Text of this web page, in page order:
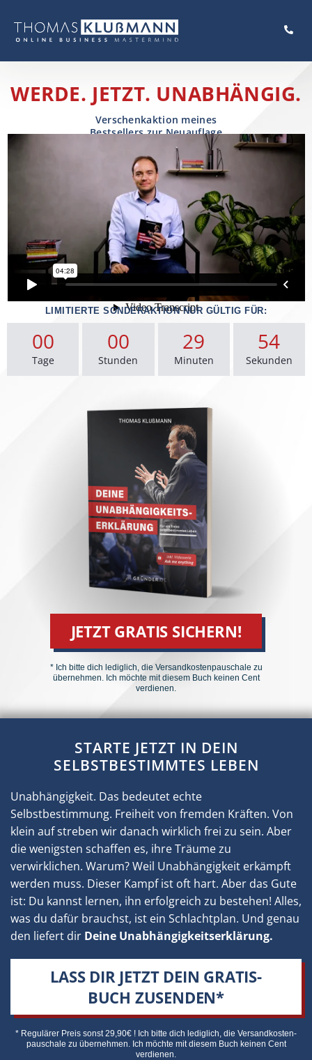
WERDE. JETZT. UNABHÄNGIG.
Verschenkaktion meines
Bestsellers zur Neuauflage
LIMITIERTE SONDERAKTION NUR GÜLTIG FÜR:
00
Tage
00
Stunden
29
Minuten
52
Sekunden
JETZT GRATIS SICHERN!
* Ich bitte dich lediglich, die Versandkosten­pauschale zu
übernehmen. Ich möchte mit diesem Buch keinen Cent
verdienen.
STARTE JETZT IN DEIN
SELBSTBESTIMMTES LEBEN
Unabhängigkeit. Das bedeutet echte
Selbstbestimmung. Freiheit von fremden Kräften. Von
klein auf streben wir danach wirklich frei zu sein. Aber
die wenigsten schaffen es, ihre Träume zu
verwirklichen. Warum? Weil Unabhängigkeit erkämpft
werden muss. Dieser Kampf ist oft hart. Aber das Gute
ist: Du kannst lernen, ihn erfolgreich zu bestehen! Alles,
was du dafür brauchst, ist ein Schlachtplan. Und genau
den liefert dir Deine Unabhängigkeitserklärung.
LASS DIR JETZT DEIN GRATIS-
BUCH ZUSENDEN*
* Regulärer Preis sonst 29,90€ ! Ich bitte dich lediglich, die Versandkosten­
pauschale zu übernehmen. Ich möchte mit diesem Buch keinen Cent
verdienen.